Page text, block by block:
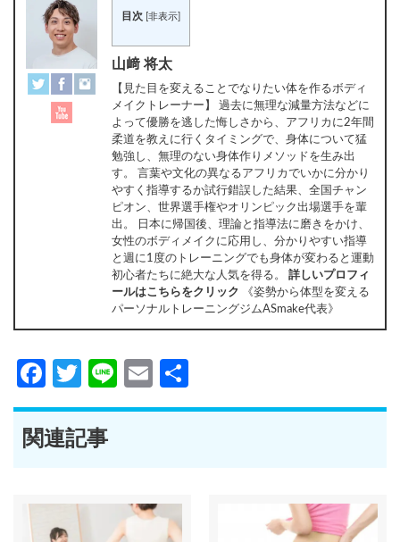
目次 非表示
山﨑 将太
【見た目を変えることでなりたい体を作るボディ
メイクトレーナー】 過去に無理な減量方法などに
よって優勝を逃した悔しさから、アフリカに2年間
柔道を教えに行くタイミングで、身体について猛
勉強し、無理のない身体作りメソッドを生み出
す。 言葉や文化の異なるアフリカでいかに分かり
やすく指導するか試行錯誤した結果、全国チャン
ピオン、世界選手権やオリンピック出場選手を輩
出。 日本に帰国後、理論と指導法に磨きをかけ、
女性のボディメイクに応用し、分かりやすい指導
と週に1度のトレーニングでも身体が変わると運動
初心者たちに絶大な人気を得る。 詳しいプロフィ
ールはこちらをクリック 《姿勢から体型を変える
パーソナルトレーニングジムASmake代表》
Facebook
Twitter
LineEmail
有
関連記事